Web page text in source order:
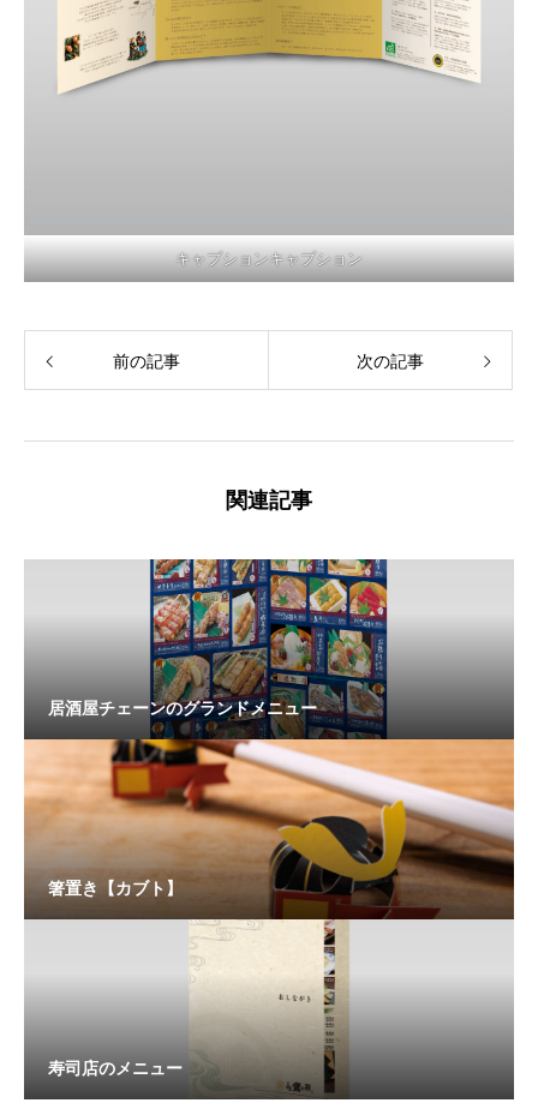
キャプションキャプション
前の記事 次の記事
関連記事
居酒屋チェーンのグランドメニュー
箸置き【カブト】
寿司店のメニュー